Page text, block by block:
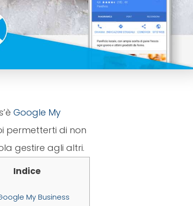
Google My
permetterti di non
gestire agli altri.
Indice
My Business